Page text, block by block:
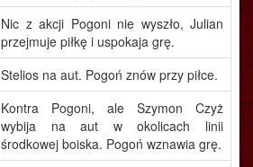
Nic z akcji Pogoni nie wyszło, Julian
przejmuje piłkę i uspokaja grę.
Stelios na aut. Pogoń znów przy piłce.
Kontra Pogoni, ale Szymon Czyż
wybija na aut w okolicach linii
środkowej boiska. Pogoń wznawia grę.